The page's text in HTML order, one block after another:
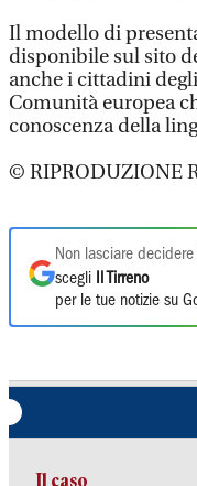
Il modello di
disponibile sul sito
anche i cittadini
Comunità europea
conoscenza della
© RIPRODUZIONE
Non lasciare
scegli
Il Tirreno
per le tue notizie su
Il caso